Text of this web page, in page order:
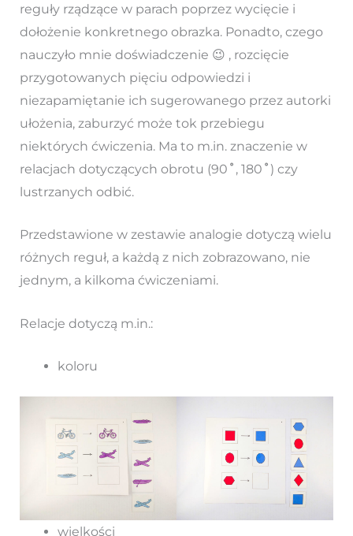
reguły rządzące w parach poprzez wycięcie i
dołożenie konkretnego obrazka. Ponadto, czego
nauczyło mnie doświadczenie 😉 , rozcięcie
przygotowanych pięciu odpowiedzi i
niezapamiętanie ich sugerowanego przez autorki
ułożenia, zaburzyć może tok przebiegu
niektórych ćwiczenia. Ma to m.in. znaczenie w
relacjach dotyczących obrotu (90 ˚ , 180 ˚ ) czy
lustrzanych odbić.
Przedstawione w zestawie analogie dotyczą wielu
różnych reguł, a każdą z nich zobrazowano, nie
jednym, a kilkoma ćwiczeniami.
Relacje dotyczą m.in.:
koloru
wielkości